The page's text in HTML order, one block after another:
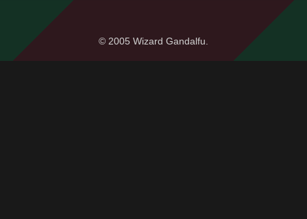
© 2005 Wizard Gandalfu.